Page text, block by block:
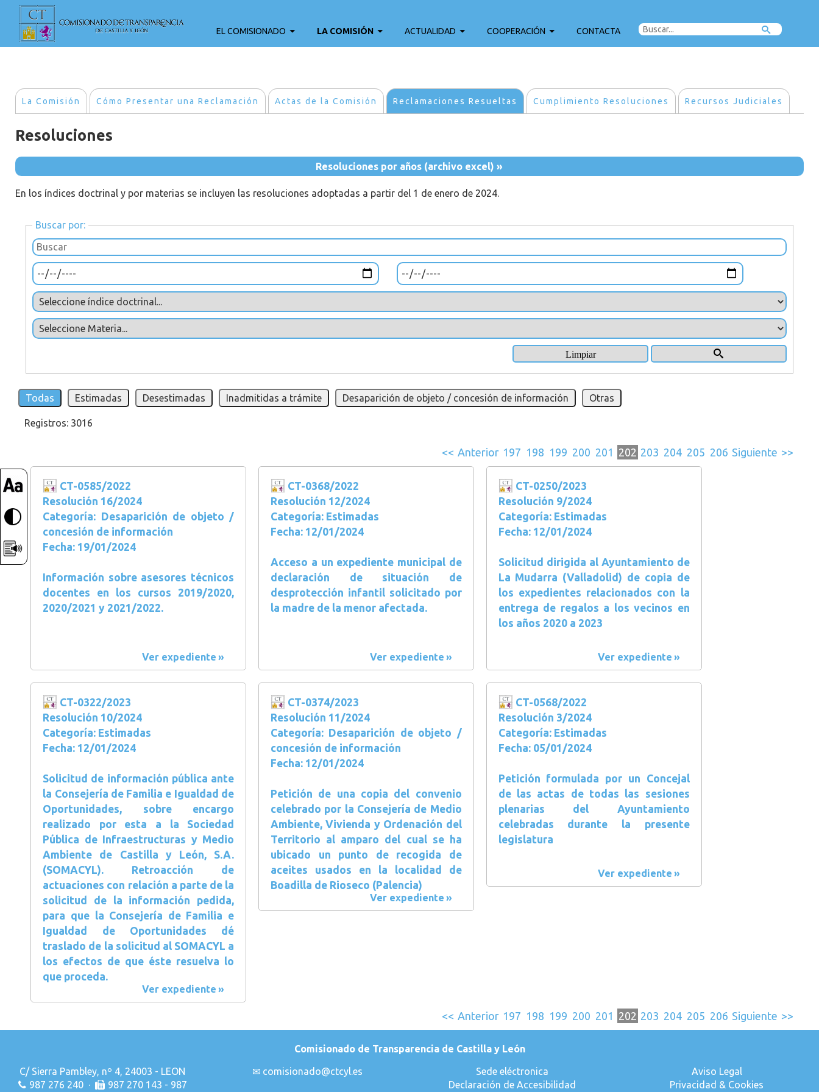
EL COMISIONADO LA COMISIÓN ACTUALIDAD COOPERACIÓN CONTACTA
La Comisión Cómo Presentar una Reclamación Actas de la Comisión Reclamaciones Resueltas Cumplimiento Resoluciones Recursos Judiciales
Resoluciones
Resoluciones por años (archivo excel) »
En los índices doctrinal y por materias se incluyen las resoluciones adoptadas a partir del 1 de enero de 2024.
Buscar por:
Todas Estimadas Desestimadas Inadmitidas a trámite Desaparición de objeto / concesión de información Otras
Registros: 3016
<< Anterior 197 198 199 200 201 202 203 204 205 206 Siguiente >>
CT-0585/2022
Resolución 16/2024
Categoría: Desaparición de objeto /
concesión de información
Fecha: 19/01/2024
Información sobre asesores técnicos
docentes en los cursos 2019/2020,
2020/2021 y 2021/2022.
Ver expediente
CT-0368/2022
Resolución 12/2024
Categoría: Estimadas
Fecha: 12/01/2024
Acceso a un expediente municipal de
declaración de situación de
desprotección infantil solicitado por
la madre de la menor afectada.
Ver expediente
CT-0250/2023
Resolución 9/2024
Categoría: Estimadas
Fecha: 12/01/2024
Solicitud dirigida al Ayuntamiento de
La Mudarra (Valladolid) de copia de
los expedientes relacionados con la
entrega de regalos a los vecinos en
los años 2020 a 2023
Ver expediente
CT-0322/2023
Resolución 10/2024
Categoría: Estimadas
Fecha: 12/01/2024
Solicitud de información pública ante
la Consejería de Familia e Igualdad de
Oportunidades, sobre encargo
realizado por esta a la Sociedad
Pública de Infraestructuras y Medio
Ambiente de Castilla y León, S.A.
(SOMACYL). Retroacción de
actuaciones con relación a parte de la
solicitud de la información pedida,
para que la Consejería de Familia e
Igualdad de Oportunidades dé
traslado de la solicitud al SOMACYL a
los efectos de que éste resuelva lo
que proceda.
Ver expediente
CT-0374/2023
Resolución 11/2024
Categoría: Desaparición de objeto /
concesión de información
Fecha: 12/01/2024
Petición de una copia del convenio
celebrado por la Consejería de Medio
Ambiente, Vivienda y Ordenación del
Territorio al amparo del cual se ha
ubicado un punto de recogida de
aceites usados en la localidad de
Boadilla de Rioseco (Palencia)
Ver expediente
CT-0568/2022
Resolución 3/2024
Categoría: Estimadas
Fecha: 05/01/2024
Petición formulada por un Concejal
de las actas de todas las sesiones
plenarias del Ayuntamiento
celebradas durante la presente
legislatura
Ver expediente
<< Anterior 197 198 199 200 201 202 203 204 205 206 Siguiente >>
Comisionado de Transparencia de Castilla y León
C/ Sierra Pambley, nº 4, 24003 - LEON
987 276 240 ·
987 270 143 - 987
✉ comisionado@ctcyl.es
Sede eléctronica
Declaración de Accesibilidad
Aviso Legal
Privacidad & Cookies